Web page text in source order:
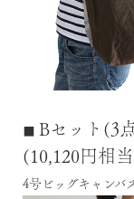
■ Bセット(3
(10,120円相
4号ビッグキャン